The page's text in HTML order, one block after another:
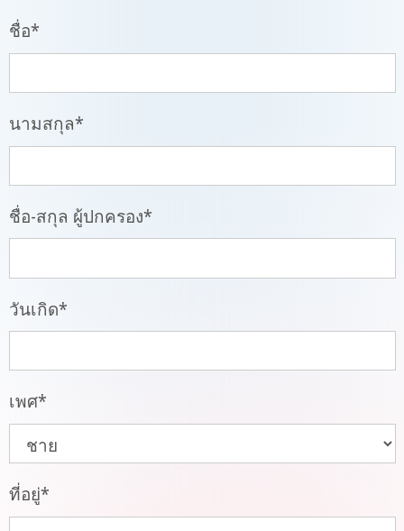
ชื่อ*
นามสกุล*
ชื่อ-สกุล ผู้ปกครอง*
วันเกิด*
เพศ*
ที่อยู่*